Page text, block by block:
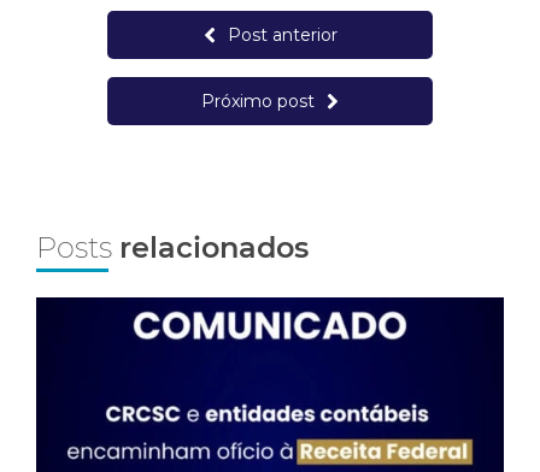
Post anterior
Próximo post
Posts relacionados